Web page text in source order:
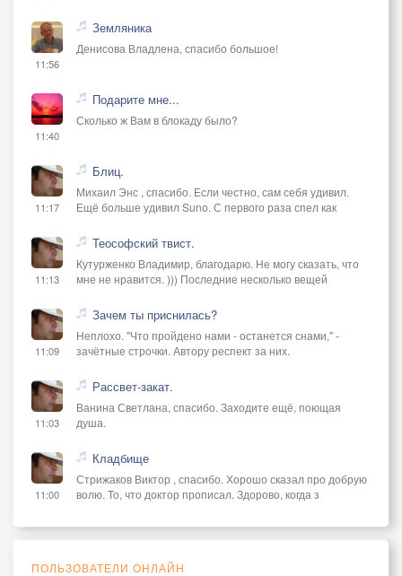
11:56
Земляника
Денисова Владлена, спасибо большое!
11:40
Подарите мне...
Сколько ж Вам в блокаду было?
11:17
Блиц.
Михаил Энс , спасибо. Если честно, сам себя удивил.
Ещё больше удивил Suno. С первого раза спел как
11:13
Теософский твист.
Кутурженко Владимир, благодарю. Не могу сказать, что
мне не нравится. ))) Последние несколько вещей
11:09
Зачем ты приснилась?
Неплохо. "Что пройдено нами - останется снами," -
зачётные строчки. Автору респект за них.
11:03
Рассвет-закат.
Ванина Светлана, спасибо. Заходите ещё, поющая
душа.
11:00
Кладбище
Стрижаков Виктор , спасибо. Хорошо сказал про добрую
волю. То, что доктор прописал. Здорово, когда з
ПОЛЬЗОВАТЕЛИ ОНЛАЙН